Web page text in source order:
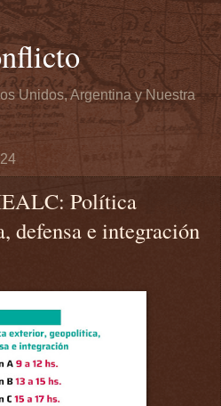
Unidos, Argentina y Nuestra
Política
defensa e integración